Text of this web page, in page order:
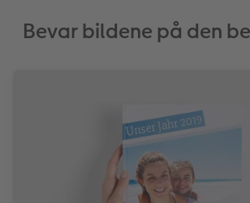
Bevar bildene på den